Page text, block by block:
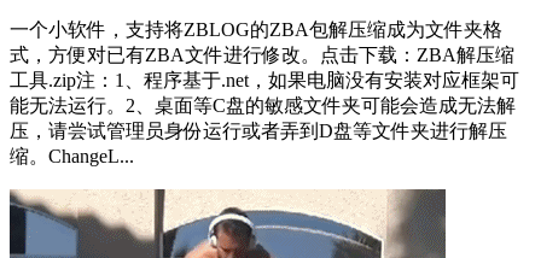
一个小软件，支持将ZBLOG的ZBA包解压缩成为文件夹格
式，方便对已有ZBA文件进行修改。点击下载：ZBA解压缩
工具.zip注：1、程序基于.net，如果电脑没有安装对应框架可
能无法运行。2、桌面等C盘的敏感文件夹可能会造成无法解
压，请尝试管理员身份运行或者弄到D盘等文件夹进行解压
缩。ChangeL...